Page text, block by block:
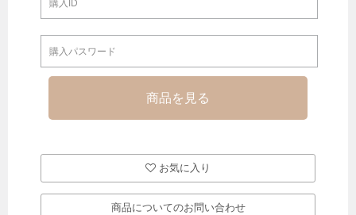
お気に入り
商品についてのお問い合わせ